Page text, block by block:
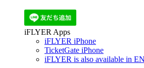
iFLYER Apps
iFLYER iPhone
TicketGate iPhone
iFLYER is also available in